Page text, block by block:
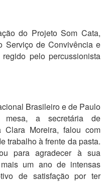
do Projeto Som Cata,
Serviço de Convivência e
pelo percussionista
Brasileiro e de Paulo
mesa, a secretária de
Clara Moreira, falou com
trabalho à frente da pasta.
para agradecer à sua
um ano de intensas
de satisfação por ter